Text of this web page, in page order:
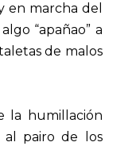
en marcha del
“apañao” a
de malos
la humillación
al pairo de los